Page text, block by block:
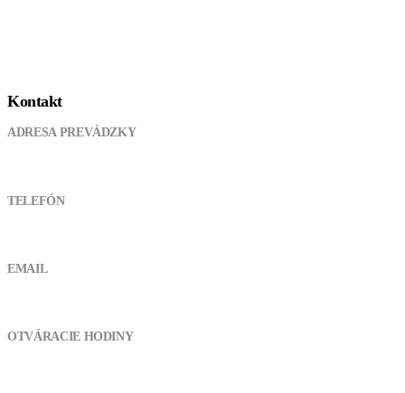
Kontakt
ADRESA PREVÁDZKY
TELEFÓN
EMAIL
OTVÁRACIE HODINY